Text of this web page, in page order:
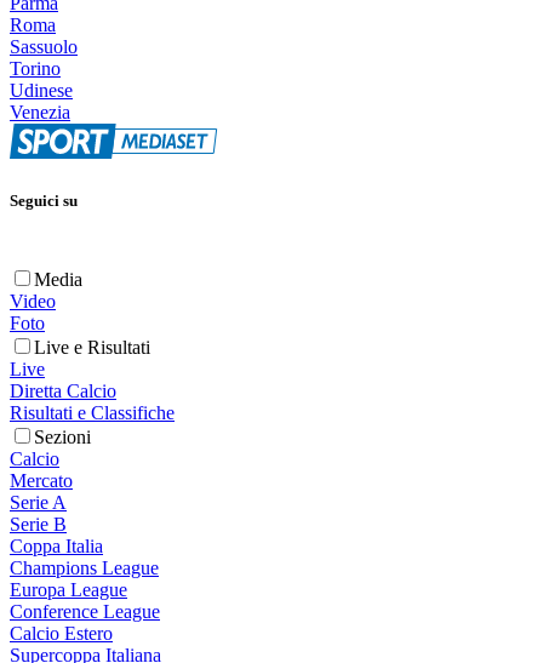
Roma
Sassuolo
Torino
Udinese
Venezia
Seguici su
Media
Video
Foto
Live e Risultati
Live
Diretta Calcio
Risultati e Classifiche
Sezioni
Calcio
Mercato
Serie A
Serie B
Coppa Italia
Champions League
Europa League
Conference League
Calcio Estero
Supercoppa Italiana